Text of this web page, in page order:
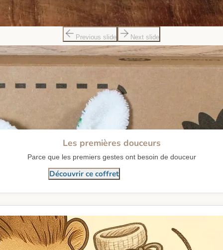
Previous slide Next slide
Les premières douceurs
Parce que les premiers gestes ont besoin de douceur
Découvrir ce coffret